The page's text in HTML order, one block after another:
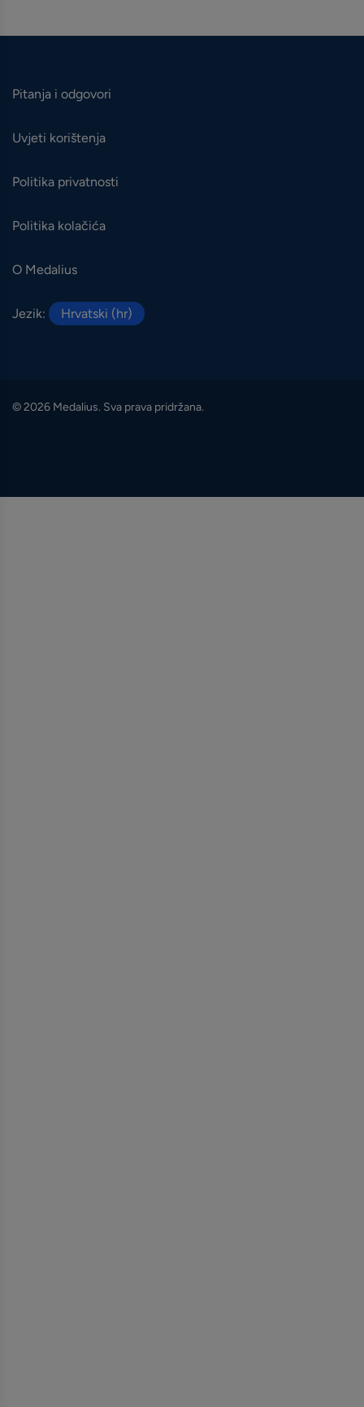
Pitanja i odgovori
Uvjeti korištenja
Politika privatnosti
Politika kolačića
O Medalius
Jezik: Hrvatski (hr)
© 2026 Medalius. Sva prava pridržana.